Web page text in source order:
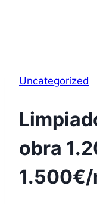
Uncategorized
obra
1.500€/